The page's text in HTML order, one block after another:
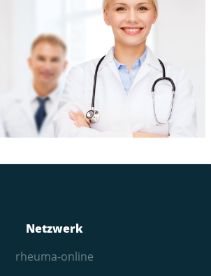
Netzwerk
rheuma-online